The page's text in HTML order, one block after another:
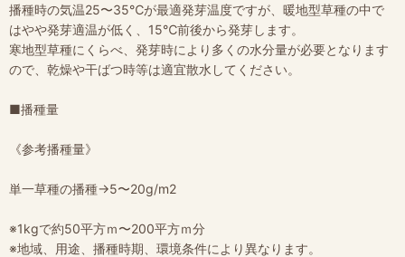
播種時の気温25〜35℃が最適発芽温度ですが、暖地型草種の中で
はやや発芽適温が低く、15℃前後から発芽します。
寒地型草種にくらべ、発芽時により多くの水分量が必要となります
ので、乾燥や干ばつ時等は適宜散水してください。
■播種量
《参考播種量》
単一草種の播種→5〜20g/m2
※1kgで約50平方ｍ〜200平方ｍ分
※地域、用途、播種時期、環境条件により異なります。